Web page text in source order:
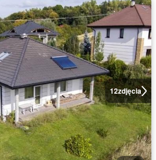
12zdjęcia